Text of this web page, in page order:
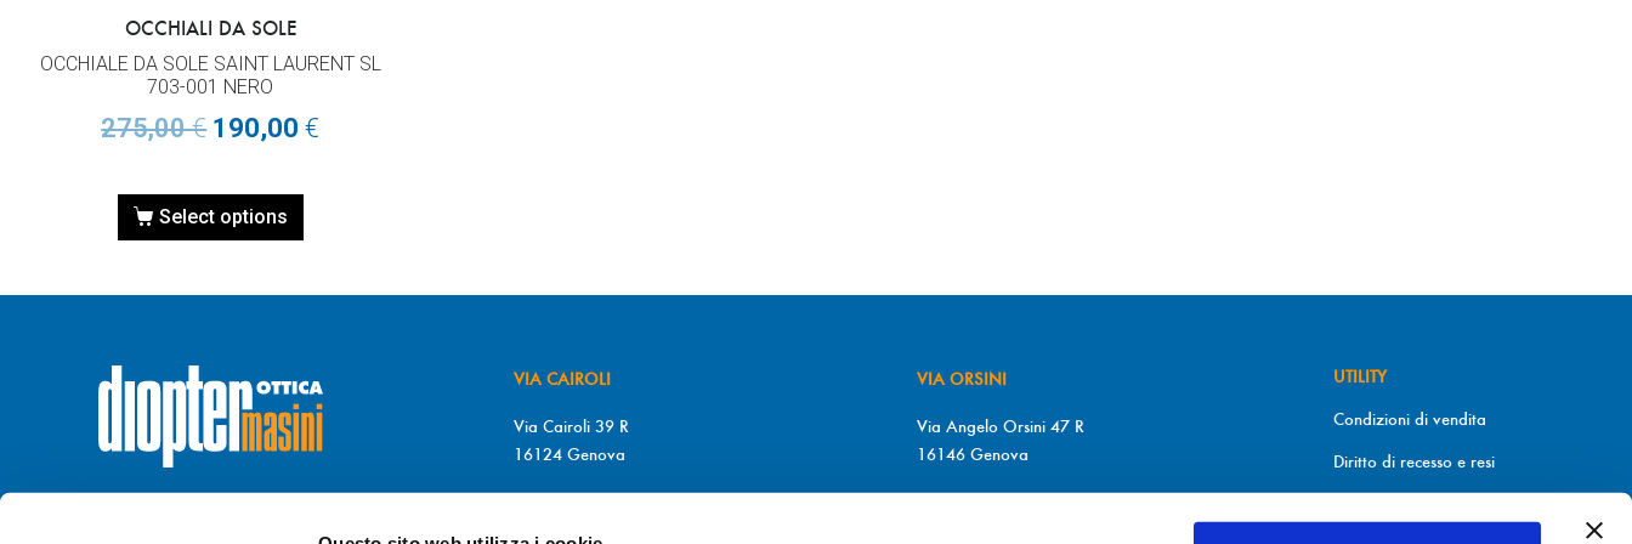
OCCHIALI DA SOLE
OCCHIALE DA SOLE SAINT LAURENT SL
703-001 NERO
275,00€ 190,00€
Select options
VIA CAIROLI
Via Cairoli 39 R
16124 Genova
VIA ORSINI
Via Angelo Orsini 47 R
16146 Genova
UTILITY
Condizioni di vendita
Diritto di recesso e resi